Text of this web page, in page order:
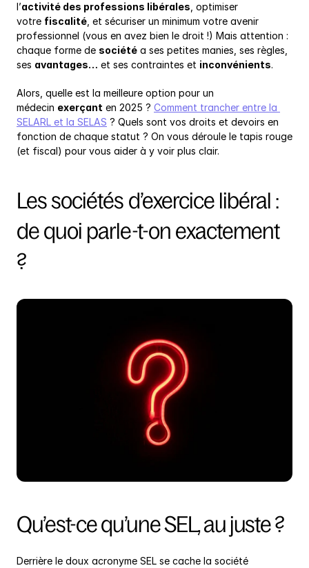
l’activité des professions libérales , optimiser
votre fiscalité , et sécuriser un minimum votre avenir
professionnel (vous en avez bien le droit !) Mais attention :
chaque forme de société a ses petites manies, ses règles,
ses avantages… et ses contraintes et inconvénients.
Alors, quelle est la meilleure option pour un
médecin exerçant en 2025 ? Comment trancher entre la
SELARL et la SELAS ? Quels sont vos droits et devoirs en
fonction de chaque statut ? On vous déroule le tapis rouge
(et fiscal) pour vous aider à y voir plus clair.
Les sociétés d’exercice libéral :
de quoi parle-t-on exactement
?
Qu’est-ce qu’une SEL, au juste ?
Derrière le doux acronyme SEL se cache la société